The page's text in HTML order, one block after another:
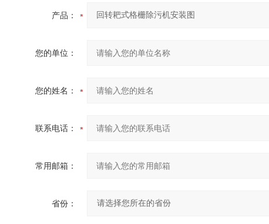
产品：
您的单位：
您的姓名：
联系电话：
常用邮箱：
省份：